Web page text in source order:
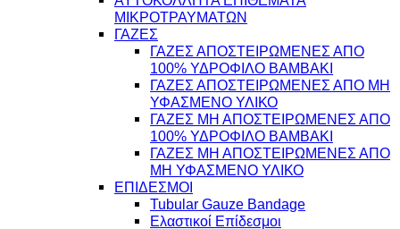
ΜΙΚΡΟΤΡΑΥΜΑΤΩΝ
ΓΑΖΕΣ
ΓΑΖΕΣ ΑΠΟΣΤΕΙΡΩΜΕΝΕΣ ΑΠΟ
100% ΥΔΡΟΦΙΛΟ ΒΑΜΒΑΚΙ
ΓΑΖΕΣ ΑΠΟΣΤΕΙΡΩΜΕΝΕΣ ΑΠΟ ΜΗ
ΥΦΑΣΜΕΝΟ ΥΛΙΚΟ
ΓΑΖΕΣ ΜΗ ΑΠΟΣΤΕΙΡΩΜΕΝΕΣ ΑΠΟ
100% ΥΔΡΟΦΙΛΟ ΒΑΜΒΑΚΙ
ΓΑΖΕΣ ΜΗ ΑΠΟΣΤΕΙΡΩΜΕΝΕΣ ΑΠΟ
ΜΗ ΥΦΑΣΜΕΝΟ ΥΛΙΚΟ
ΕΠΙΔΕΣΜΟΙ
Tubular Gauze Bandage
Ελαστικοί Επίδεσμοι